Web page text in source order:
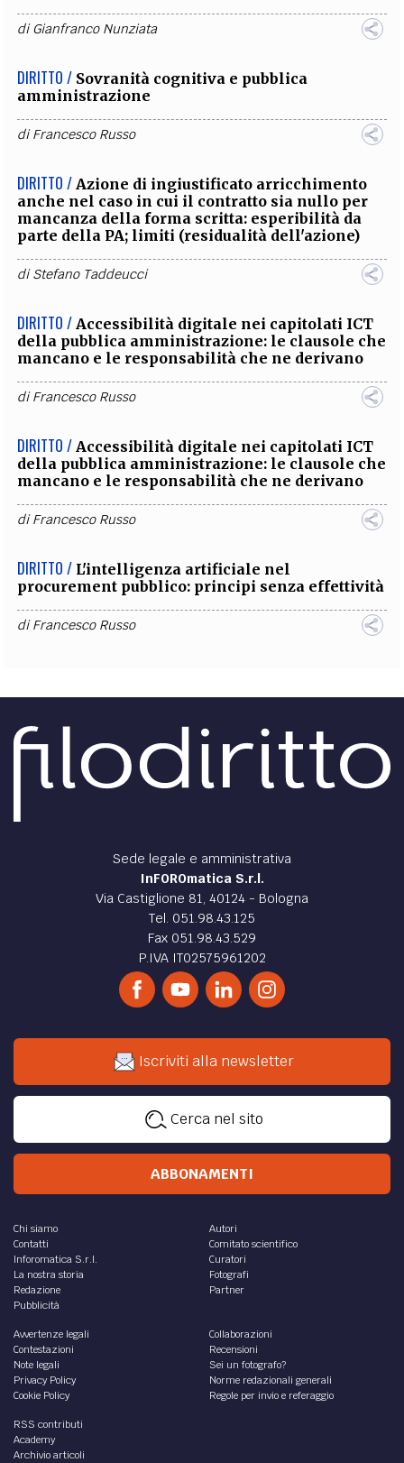
diGianfranco Nunziata
DIRITTO / Sovranità cognitiva e pubblica
amministrazione
diFrancesco Russo
DIRITTO / Azione di ingiustificato arricchimento
anche nel caso in cui il contratto sia nullo per
mancanza della forma scritta: esperibilità da
parte della PA; limiti (residualità dell'azione)
diStefano Taddeucci
DIRITTO / Accessibilità digitale nei capitolati ICT
della pubblica amministrazione: le clausole che
mancano e le responsabilità che ne derivano
diFrancesco Russo
DIRITTO / Accessibilità digitale nei capitolati ICT
della pubblica amministrazione: le clausole che
mancano e le responsabilità che ne derivano
diFrancesco Russo
DIRITTO / L'intelligenza artificiale nel
procurement pubblico: principi senza effettività
diFrancesco Russo
Sede legale e amministrativa
InFOROmatica S.r.l.
Via Castiglione 81, 40124 - Bologna
Tel. 051.98.43.125
Fax 051.98.43.529
P.IVA IT02575961202
Iscriviti alla newsletter
Cerca nel sito
ABBONAMENTI
Chi siamo
Contatti
Inforomatica S.r.l.
La nostra storia
Redazione
Pubblicità
Autori
Comitato scientifico
Curatori
Fotografi
Partner
Avvertenze legali
Contestazioni
Note legali
Privacy Policy
Cookie Policy
Collaborazioni
Recensioni
Sei un fotografo?
Norme redazionali generali
Regole per invio e referaggio
RSS contributi
Academy
Archivio articoli